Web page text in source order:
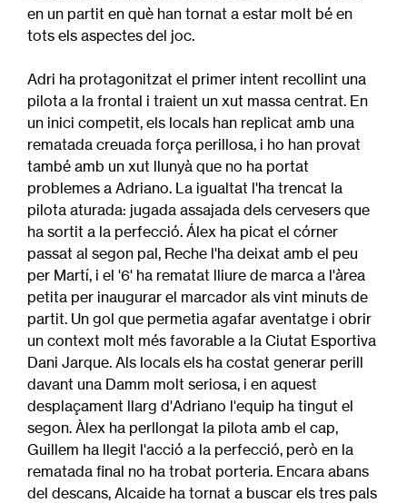
en un partit en què han tornat a estar molt bé en
tots els aspectes del joc.
Adri ha protagonitzat el primer intent recollint una
pilota a la frontal i traient un xut massa centrat. En
un inici competit, els locals han replicat amb una
rematada creuada força perillosa, i ho han provat
també amb un xut llunyà que no ha portat
problemes a Adriano. La igualtat l'ha trencat la
pilota aturada: jugada assajada dels cervesers que
ha sortit a la perfecció. Álex ha picat el córner
passat al segon pal, Reche l'ha deixat amb el peu
per Martí, i el '6' ha rematat lliure de marca a l'àrea
petita per inaugurar el marcador als vint minuts de
partit. Un gol que permetia agafar aventatge i obrir
un context molt més favorable a la Ciutat Esportiva
Dani Jarque. Als locals els ha costat generar perill
davant una Damm molt seriosa, i en aquest
desplaçament llarg d'Adriano l'equip ha tingut el
segon. Àlex ha perllongat la pilota amb el cap,
Guillem ha llegit l'acció a la perfecció, però en la
rematada final no ha trobat porteria. Encara abans
del descans, Alcaide ha tornat a buscar els tres pals